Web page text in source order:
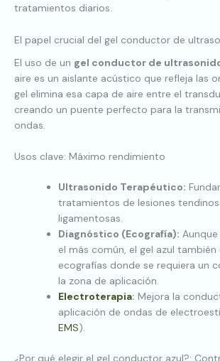
tratamientos diarios.
El papel crucial del gel conductor de
El uso de un gel conductor de
aire es un aislante acústico que refleja las
gel elimina esa capa de aire entre el
creando un puente perfecto para la
ondas.
Usos clave: Máximo rendimiento
Ultrasonido Terapéutico:
tratamientos de lesiones
ligamentosas.
Diagnóstico (Ecografía):
el más común, el gel azul
ecografías donde se requiera un
la zona de aplicación.
Electroterapia: Mejora la
aplicación de ondas de
EMS).
¿Por qué elegir el gel conductor azul?: